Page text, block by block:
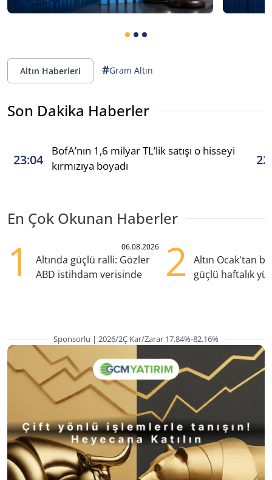
Altın Haberleri #Gram Altın
Son Dakika Haberler
23:04
BofA’nın 1,6 milyar TL’lik satışı o hisseyi
kırmızıya boyadı
En Çok Okunan Haberler
1 06.08.2026
Altında güçlü ralli: Gözler
ABD istihdam verisinde
2
Altın Ocak'tan
güçlü haftalık
Sponsorlu | 2026/2Ç Kar/Zarar 17.84%-82.16%